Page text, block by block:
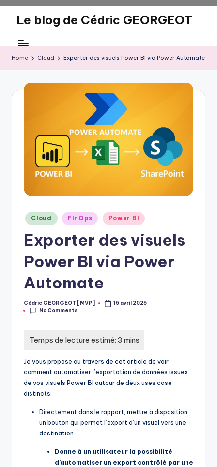
content
Le blog de Cédric GEORGEOT
Home Cloud Exporter des visuels Power BI via Power Automate
Posted
in
Cloud FinOps Power BI
Exporter des visuels
Power BI via Power
Automate
Posted
by
Cédric GEORGEOT [MVP]
15 avril 2025
No Comments
Je vous propose au travers de cet article de voir
comment automatiser l’exportation de données issues
de vos visuels Power BI autour de deux uses case
distincts:
Directement dans le rapport, mettre à disposition
un bouton qui permet l’export d’un visuel vers une
destination
Donne à un utilisateur la possibilité
d’automatiser un export contrôlé par une